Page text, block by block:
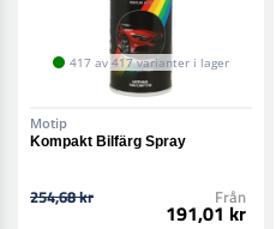
417 av 417 varianter i lager
Motip
Kompakt Bilfärg Spray
254,68 kr Från
191,01 kr